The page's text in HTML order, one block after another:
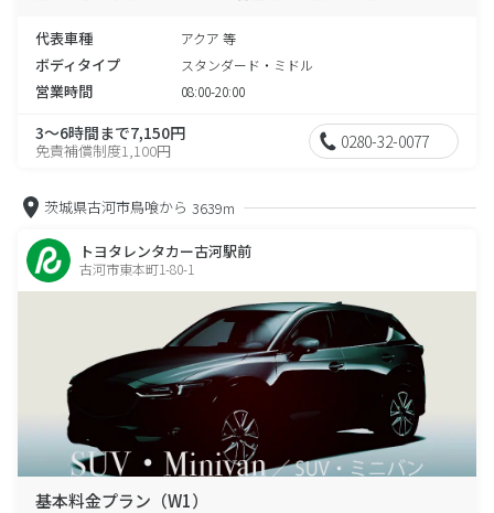
代表車種 アクア 等
ボディタイプ スタンダード・ミドル
営業時間 08:00-20:00
3～6時間まで7,150円
免責補償制度1,100円 0280-32-0077
茨城県古河市鳥喰から 3639m
トヨタレンタカー古河駅前
古河市東本町1-80-1
基本料金プラン（W1）